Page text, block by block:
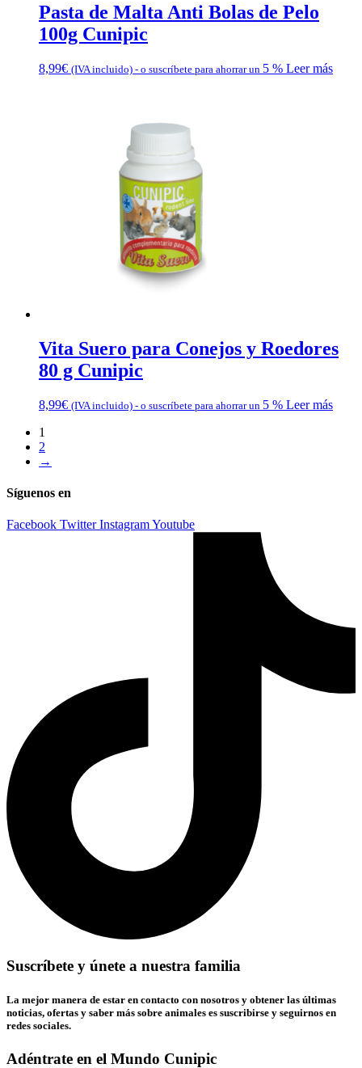
Pasta de Malta Anti Bolas de Pelo
100g Cunipic
8,99€ (IVA incluido) - o suscríbete para ahorrar un 5 % Leer más
Vita Suero para Conejos y Roedores
80 g Cunipic
8,99€ (IVA incluido) - o suscríbete para ahorrar un 5 % Leer más
1
2
→
Síguenos en
Facebook Twitter InstagramYoutube
Suscríbete y únete a nuestra familia
La mejor manera de estar en contacto con nosotros y obtener las últimas
noticias, ofertas y saber más sobre animales es suscribirse y seguirnos en
redes sociales.
Adéntrate en el Mundo Cunipic